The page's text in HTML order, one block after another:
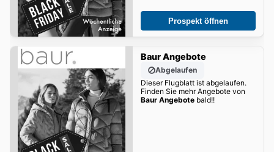
Prospekt öffnen
Baur Angebote
Abgelaufen
Dieser Flugblatt ist abgelaufen.
Finden Sie mehr Angebote von
Baur Angebotebald!!